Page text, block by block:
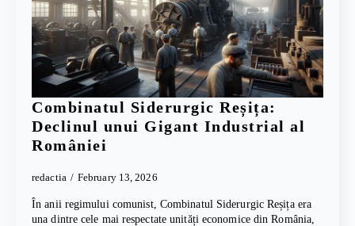
Combinatul Siderurgic Reșița:
Declinul unui Gigant Industrial al
României
redactia February 13, 2026
În anii regimului comunist, Combinatul Siderurgic Reșița era
una dintre cele mai respectate unități economice din România,